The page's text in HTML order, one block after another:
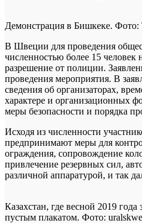
Демонстрация в Бишкеке.
В Швеции для проведения
численностью более 15 человек
разрешение от полиции.
проведения мероприятия. В
сведения об организаторах,
характере и организационных
меры безопасности и порядка
Исходя из численности
предпринимают меры для
ограждения, сопровождение
привлечение резервных сил,
различной аппаратурой, и так
Казахстан, где весной 2019 года
пустым плакатом. Фото: